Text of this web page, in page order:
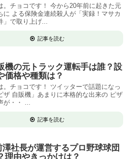
。チョコです！ 今から20年前に起きた元
に よる保険金連続殺人が「実録！マサカ
」で取り上げ...
記事を読む
機の元トラック運転手は誰？設
価格や種類は？
。チョコです！ ツイッターで話題になっ
ザ 自販機」あまりに本格的な出来の ピザ
が・・ ...
記事を読む
澤社長が運営するプロ野球球団
理由やきっかけは？